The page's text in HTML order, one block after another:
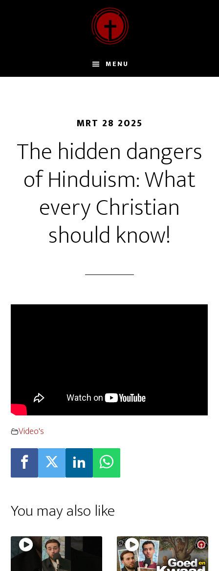
MENU
MRT 28 2025
The hidden dangers
of Hinduism: What
every Christian
should know!
Video's
You may also like